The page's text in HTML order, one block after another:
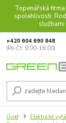
Topenářská
spolehlivosti.
+420 604 690 848
(Po-Čt: 9:00-16:00)
Úvod Elektrické